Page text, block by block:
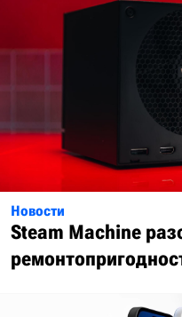
Новости
Steam Machine